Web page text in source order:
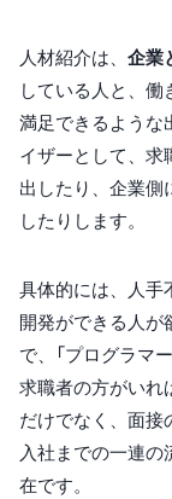
人材紹介は、 企業
している人と、
満足できるような
イザーとして、求
出したり、企業側
したりします。
具体的には、人手
開発ができる人が
で、「プログラマ
求職者の方がいれ
だけでなく、面接
入社までの一連
在です。